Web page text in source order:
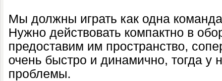
Мы должны играть как одна команда
Нужно действовать компактно в
предоставим им пространство,
очень быстро и динамично, тогда у
проблемы.